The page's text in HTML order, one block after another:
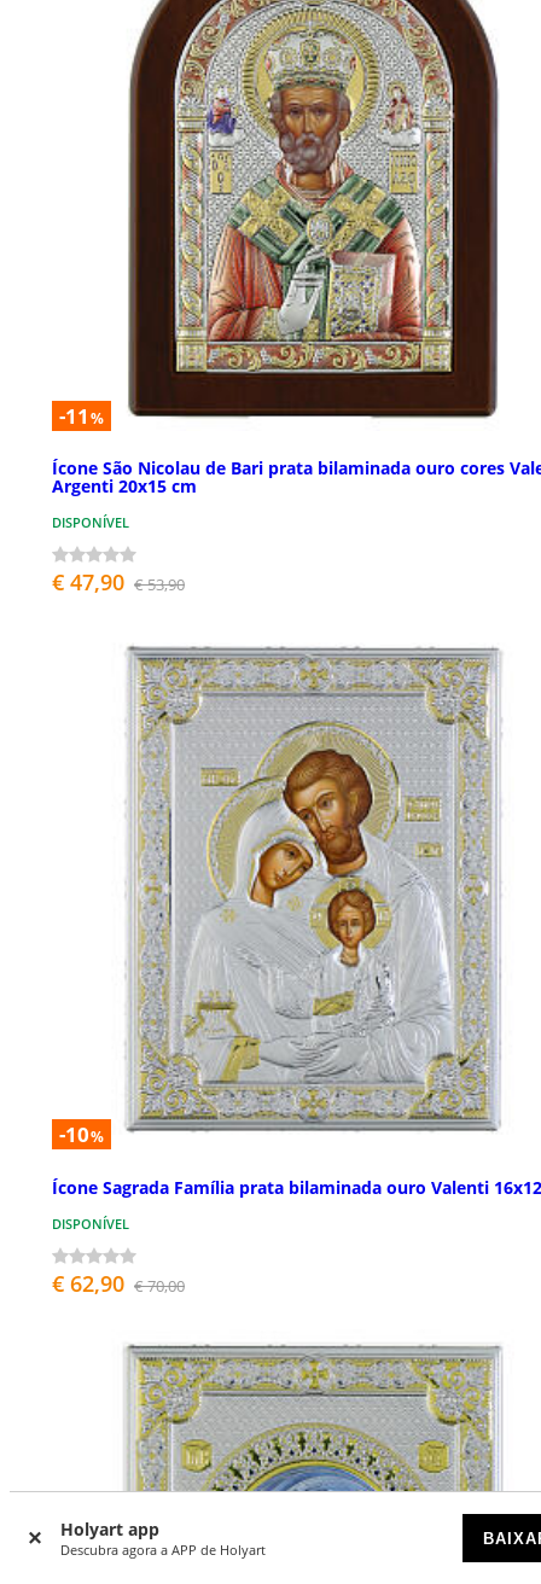
Holyart app
Descubra agora a APP de Holyart
-11 %
Ícone São Nicolau de Bari prata bilaminada ouro cores
Argenti 20x15 cm
DISPONÍVEL
€ 47,90 € 53,90
-10%
Ícone Sagrada Família prata bilaminada ouro Valenti
DISPONÍVEL
€ 62,90 € 70,00